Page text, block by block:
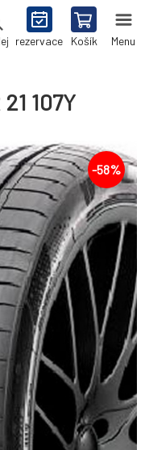
rezervace Košík Menu
107Y
-58%